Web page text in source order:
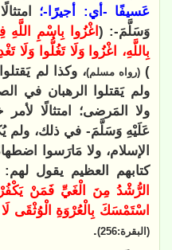
عَسيفًا -أي: أجيرًا-؛
وَسَلَّمَ-: ( اغْزُوا بِاسْمِ
بِاللَّهِ، اغْزُوا وَلَا تَغُلُّوا وَلَا
)(رواه مسلم)، وكذا لم
ولم يَقتلوا الرهبان في
ولا المَرضى؛ امتثالًا
عَلَيْهِ وَسَلَّمَ- في ذلك، ولم
الإسلام، ولا مَارَسوا
كتابهم العظيم يقول
الرُّشْدُ مِنَ الْغَيِّ فَمَنْ
اسْتَمْسَكَ بِالْعُرْوَةِ الْوُثْقَى
(البقرة:256)
.